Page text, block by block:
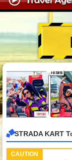
STRADA KART
CAUTION